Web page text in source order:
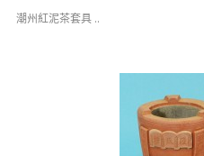
潮州紅泥茶套具 ..